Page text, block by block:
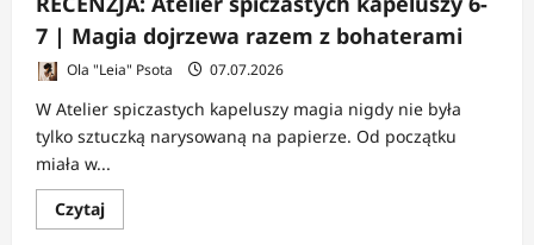
7 | Magia dojrzewa razem z bohaterami
Ola "Leia" Psota 07.07.2026
W Atelier spiczastych kapeluszy magia nigdy nie była
tylko sztuczką narysowaną na papierze. Od początku
miała w...
CzytajDowiedz
się